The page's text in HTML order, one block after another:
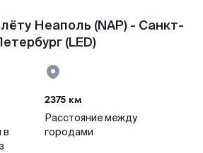
Неаполь (NAP) - Санкт-
(LED)
в
2375 км
Расстояние между
городами